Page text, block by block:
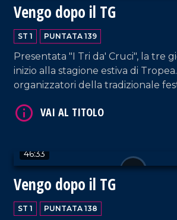
Vengo dopo il TG
ST 1 PUNTATA 139
Presentata "I Tri da' Cruci", la tre
inizio alla stagione estiva di
organizzatori della tradizionale
Cricelli, membri dell'omonima
46:33
Vengo dopo il TG
ST 1 PUNTATA 138
VAI AL TITOLO
VAI AL TITOLO